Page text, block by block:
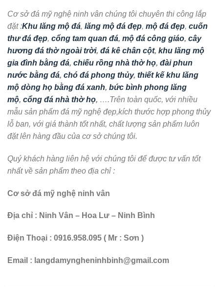
Cơ sở đá mỹ nghệ ninh vân chúng tôi chuyên thi công lắp
đặt :Khu lăng mộ đá, lăng mộ đá đẹp, mộ đá đẹp, cuốn
thư đá đẹp, cổng tam quan đá, mộ đá công giáo, cây
hương đá thờ ngoài trời, đá kê chân cột, khu lăng mộ
gia đình bằng đá, chiếu rồng nhà thờ họ, đài phun
nước bằng đá, chó đá phong thủy, thiết kế khu lăng
mộ dòng họ bằng đá xanh, bức bình phong lăng
mộ, cổng đá nhà thờ họ, ….Trên toàn quốc, với nhiều
mẫu sản phẩm đá mỹ nghệ đẹp,kích thước hợp phong thủy
lỗ ban, với giá thành tốt nhất, chất lượng sản phẩm luôn
đặt lên hàng đầu của cơ sở chúng tôi.
Quý khách hàng liên hệ với chúng tôi để được tư vấn tốt
nhất về sản phẩm theo địa chỉ :
Cơ sở đá mỹ nghệ ninh vân
Địa chỉ : Ninh Vân – Hoa Lư – Ninh Bình
Điện Thoại : 0916.958.095 ( Mr : Sơn )
Email : langdamyngheninhbinh@gmail.com